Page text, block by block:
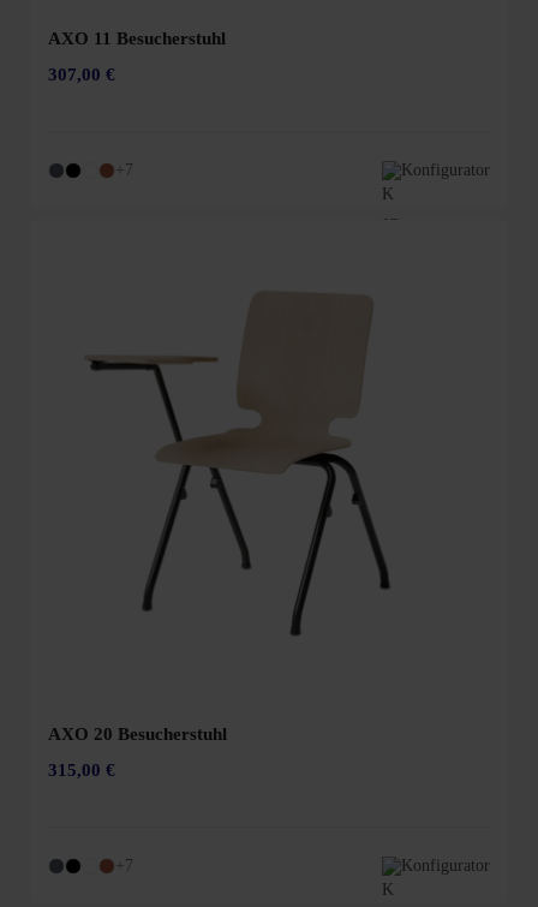
AXO 11 Besucherstuhl
307,00 €
+7 Konfigurator
AXO 20 Besucherstuhl
315,00 €
+7 Konfigurator